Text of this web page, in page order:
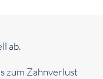
ab.
zum Zahnverlust